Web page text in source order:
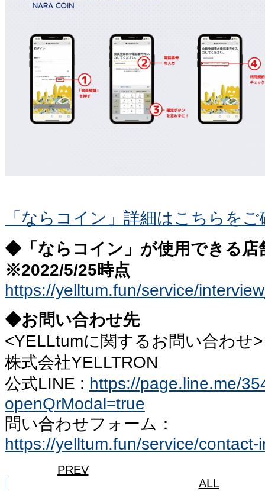
「ならコイン」詳細はこちらを
◆「ならコイン」が使用できる店
※2022/5/25時点
https://yelltum.fun/service/
◆お問い合わせ先
<YELLtumに関するお問い合わせ>
株式会社YELLTRON
公式LINE : https://page.line.me/
openQrModal=true
問い合わせフォーム：
https://yelltum.fun/service/contact-
PREV
ALL